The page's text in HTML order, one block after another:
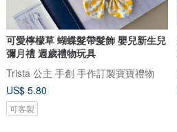
可愛檸檬草 蝴蝶髮帶髮飾 嬰兒新生兒
彌月禮 週歲禮物玩具
Trista 公主 手創 手作訂製寶寶禮物
US$ 5.80
可客製